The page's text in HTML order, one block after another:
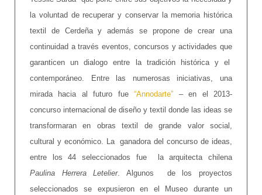
la voluntad de recuperar y conservar la memoria histórica
textil de Cerdeña y además se propone de crear una
continuidad a través eventos, concursos y actividades que
garanticen un dialogo entre la tradición histórica y el
contemporáneo. Entre las numerosas iniciativas, una
mirada hacia al futuro fue“Annodarte” – en el 2013-
concurso internacional de diseño y textil donde las ideas se
transformaran en obras textil de grande valor social,
cultural y económico. La ganadora del concurso de ideas,
entre los 44 seleccionados fue la arquitecta chilena
Paulina Herrera Letelier. Algunos de los proyectos
seleccionados se expusieron en el Museo durante un